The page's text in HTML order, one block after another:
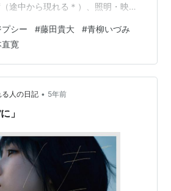
途中から現れる＊）、照明・映
…光の呼ぶ声、降ってきて、完全に
から涙腺崩壊しまして、またして
れて痛いです。（＊）次回書こう
取っておいてよかった。 私が好き
演技、声、やっぱりとても良いの
んもい…
シー #藤田貴大 #青柳いづみ
寛
人の日記 • 5年前
」